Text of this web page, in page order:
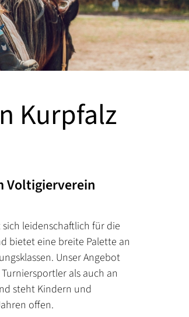
Kurpfalz
Voltigierverein
sich leidenschaftlich für die
bietet eine breite Palette an
Unser Angebot
als auch an
steht Kindern und
offen.